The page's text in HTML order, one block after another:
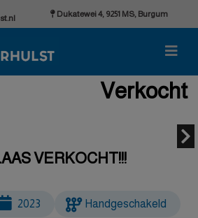
Dukatewei 4, 9251 MS, Burgum
Verkocht
VERKOCHT!!!
2023 Handgeschakeld